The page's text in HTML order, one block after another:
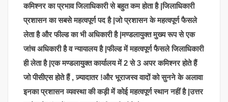
कमिश्नर का प्रभाव जिलाधिकारी से बहुत कम होता है |जिलाधिकारी
प्रशासन का सबसे महत्वपूर्ण पद है |जो प्रशासन के महत्वपूर्ण फैसले
लेता है और फील्ड का भी अधिकारी है |मण्डलायुक्त मुख्य रूप से एक
जांच अधिकारी है व न्यायालय है |फील्ड में महत्वपूर्ण फैसले जिलाधिकारी
ही लेता है |एक मण्डलायुक्त कार्यालय में 2 से 3 अपर कमिश्नर होते हैं
जो पीसीएस होते हैं , ज़्यादातर !और भूराजस्व वादों को सुनने के अलावा
इनका प्रशासन व्यवस्था की कड़ी में कोई महत्वपूर्ण स्थान नहीं है |उत्तर